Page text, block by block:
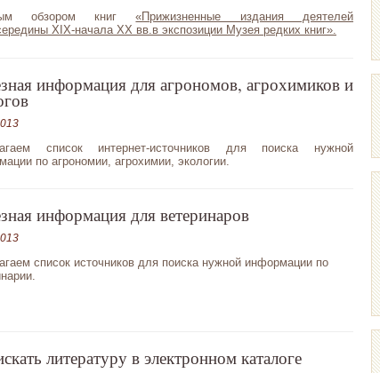
обзором книг«Прижизненные издания деятелей
XIX-начала XX вв.в экспозиции Музея редких книг».
информация для агрономов, агрохимиков и
список интернет-источников для поиска нужной
по агрономии, агрохимии, экологии.
информация для ветеринаров
список источников для поиска нужной информации по
литературу в электронном каталоге